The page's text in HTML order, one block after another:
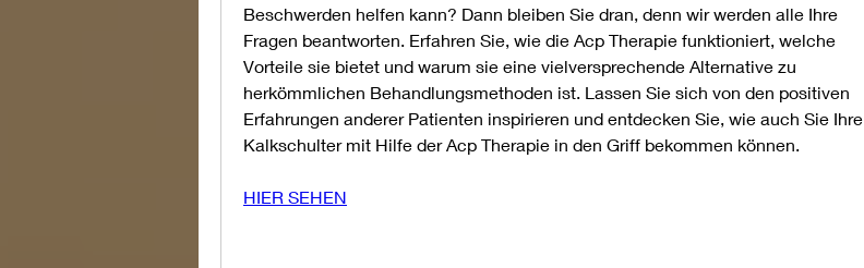
Beschwerden helfen kann? Dann bleiben Sie dran, denn wir werden alle Ihre
Fragen beantworten. Erfahren Sie, wie die Acp Therapie funktioniert, welche
Vorteile sie bietet und warum sie eine vielversprechende Alternative zu
herkömmlichen Behandlungsmethoden ist. Lassen Sie sich von den positiven
Erfahrungen anderer Patienten inspirieren und entdecken Sie, wie auch Sie Ihre
Kalkschulter mit Hilfe der Acp Therapie in den Griff bekommen können.
HIER SEHEN